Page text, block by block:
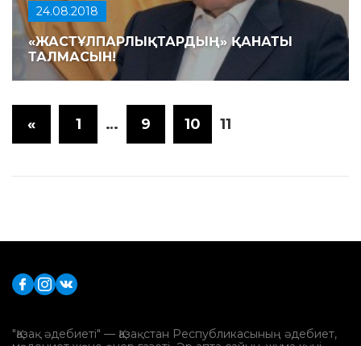
24.08.2018
«ЖАСТҰЛПАРЛЫҚТАРДЫҢ» ҚАНАТЫ
ТАЛМАСЫН!
« 1 … 9 10 11
"Қазақ әдебиеті" — Қазақстан Республикасының әдебиет,